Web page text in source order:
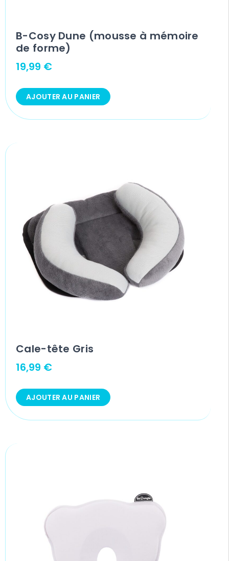
B-Cosy Dune (mousse à mémoire
de forme)
19,99 €
AJOUTER AU PANIER
Cale-tête Gris
16,99 €
AJOUTER AU PANIER